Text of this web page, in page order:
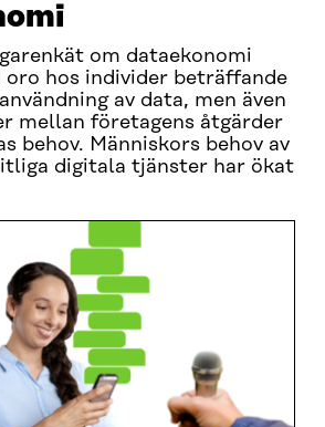
om dataekonomi
oro hos individer beträffande
av data, men även
mellan företagens åtgärder
behov. Människors behov av
digitala tjänster har ökat